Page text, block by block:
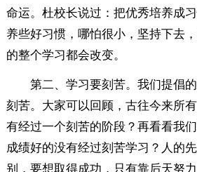
命运。杜校长说过：把优秀培养成
养些好习惯，哪怕很小，坚持下去
的整个学习都会改变。
第二、学习要刻苦。我们提倡的
刻苦。大家可以回顾，古往今来所
有经过一个刻苦的阶段？再看看我
成绩好的没有经过刻苦学习？人的
别，要想取得成功，只有靠后天努